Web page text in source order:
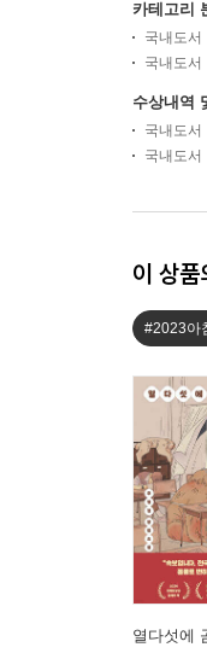
카테고리
국내도서
국내도서
수상내역
국내도서
국내도서
이 상품
#2023아
열다섯에